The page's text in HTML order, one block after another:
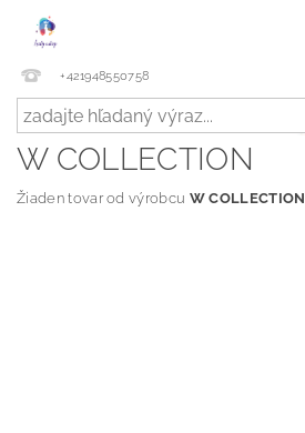
+421948550758
W COLLECTION
Žiaden tovar od výrobcu W COLLECTION